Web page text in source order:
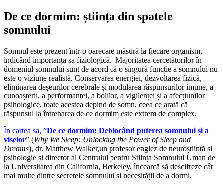
De ce dormim: știința din spatele
somnului
Somnul este prezent într-o oarecare măsură la fiecare organism,
indicând importanța sa fiziologică. Majoritatea cercetătorilor în
domeniul somnului sunt de acord că o singură funcție a somnului nu
este o viziune realistă. Conservarea energiei, dezvoltarea fizică,
eliminarea deșeurilor cerebrale și modularea răspunsurilor imune, a
cunoașterii, a performanței, a bolilor, a vigilenței și a afecțiunilor
psihologice, toate acestea depind de somn, ceea ce arată că
răspunsul la întrebarea de ce dormim este extrem de complex.
În cartea sa, ”De ce dormim: Deblocând puterea somnului și a
viselor” (Why We Sleep: Unlocking the Power of Sleep and
Dreams), dr. Matthew Walker,un profesor englez de neuroștiință și
psihologie și director al Centrului pentru Știința Somnului Uman de
la Universitatea din California, Berkeley, încearcă să descifreze cât
mai multe dintre secretele somnului și necesității de a dormi.